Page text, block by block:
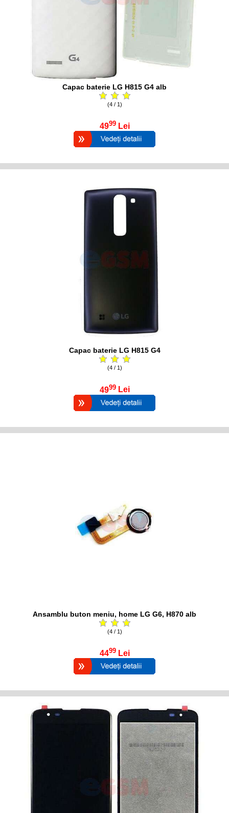
Capac baterie LG H815 G4 alb
(4 / 1)
4999 Lei
Capac baterie LG H815 G4
(4 / 1)
4999 Lei
Ansamblu buton meniu, home LG G6, H870 alb
(4 / 1)
4499 Lei